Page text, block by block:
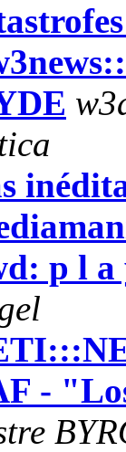
p l a
-